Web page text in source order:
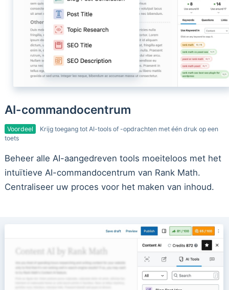
AI-commandocentrum
Voordeel
Krijg toegang tot AI-tools of -opdrachten met één druk op een
toets
Beheer alle AI-aangedreven tools moeiteloos met het
intuïtieve AI-commandocentrum van Rank Math.
Centraliseer uw proces voor het maken van inhoud.